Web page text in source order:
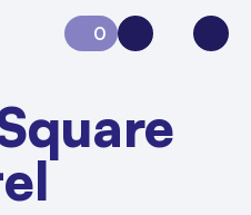
0
Aanvraag 0Inloggen